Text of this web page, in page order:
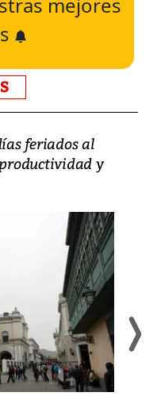
mejores
feriados al
y